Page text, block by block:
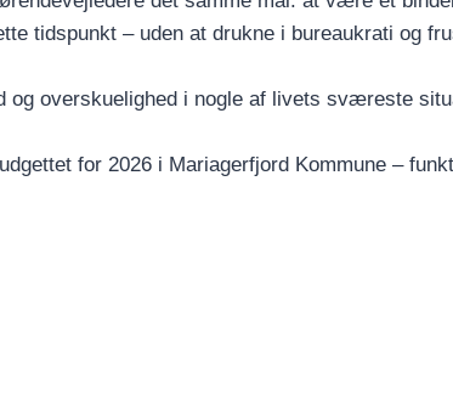
tidspunkt – uden at drukne i bureaukrati og
overskuelighed i nogle af livets sværeste
for 2026 i Mariagerfjord Kommune –